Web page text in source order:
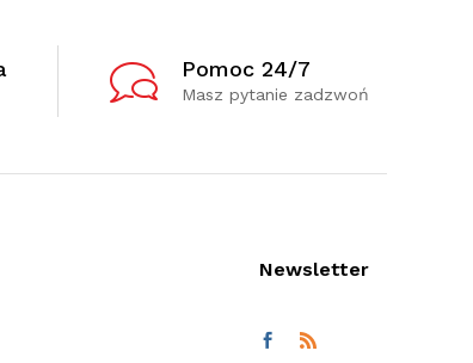
Pomoc 24/7
Masz pytanie zadzwoń
Newsletter